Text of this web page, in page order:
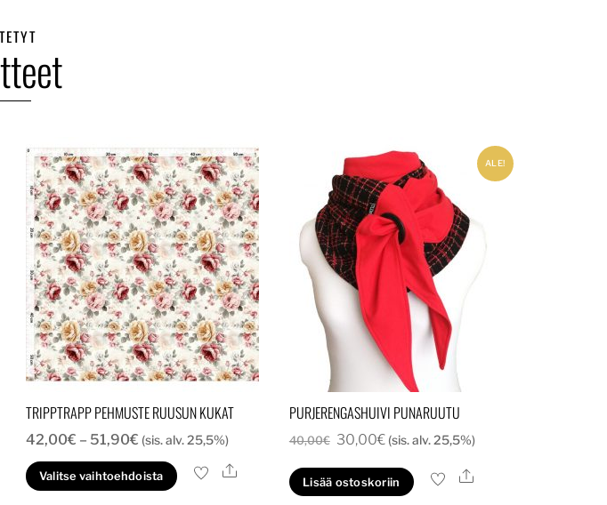
TRIPPTRAPP PEHMUSTE RUUSUN KUKAT
42,00€ – 51,90€Hintaluokka:
42,00€
-
(sis. alv. 25,5%)
Valitse vaihtoehdoista
Tällä
Ale
ALE!
PURJERENGASHUIVI PUNARUUTU
40,00€ Alkuperäinen
oli:
30,00€Nykyinen
on:
(sis. alv. 25,5%)
Lisää ostoskoriin Ale